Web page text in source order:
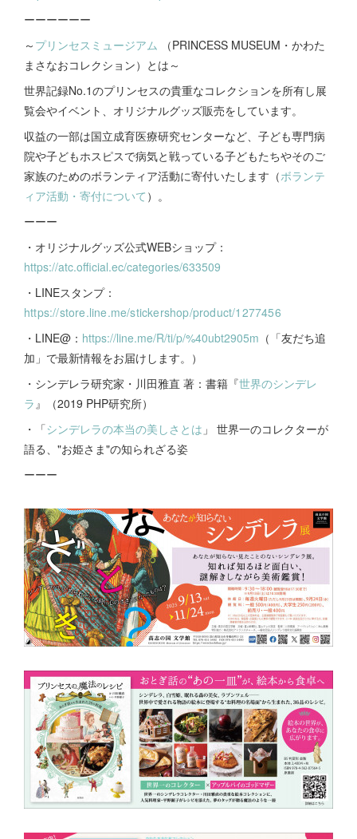
ーーーーーー
～ プリンセスミュージアム （PRINCESS MUSEUM・かわた
まさなおコレクション）とは～
世界記録No.1のプリンセスの貴重なコレクションを所有し展
覧会やイベント、オリジナルグッズ販売をしています。
収益の一部は国立成育医療研究センターなど、子ども専門病
院や子どもホスピスで病気と戦っている子どもたちやそのご
家族のためのボランティア活動に寄付いたします（ボランテ
ィア活動・寄付について ）。
ーーー
・オリジナルグッズ公式WEBショップ：
https://atc.official.ec/categories/633509
・LINEスタンプ：
https://store.line.me/stickershop/product/1277456
・LINE@： https://line.me/R/ti/p/%40ubt2905m （「友だち追
加」で最新情報をお届けします。）
・シンデレラ研究家・川田雅直 著：書籍『世界のシンデレ
ラ 』（2019 PHP研究所）
・「シンデレラの本当の美しさとは 」 世界一のコレクターが
語る、"お姫さま"の知られざる姿
ーーー